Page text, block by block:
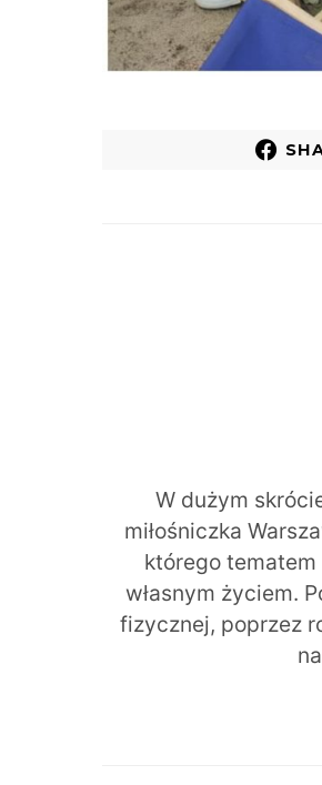
W dużym
miłośniczka
którego
własnym życiem.
fizycznej, poprzez